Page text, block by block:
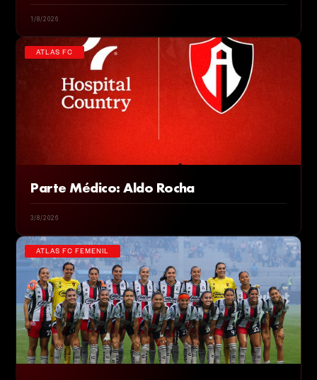
1/8/2026
ATLAS FC
Parte Médico: Aldo Rocha
3/8/2026
ATLAS FC FEMENIL